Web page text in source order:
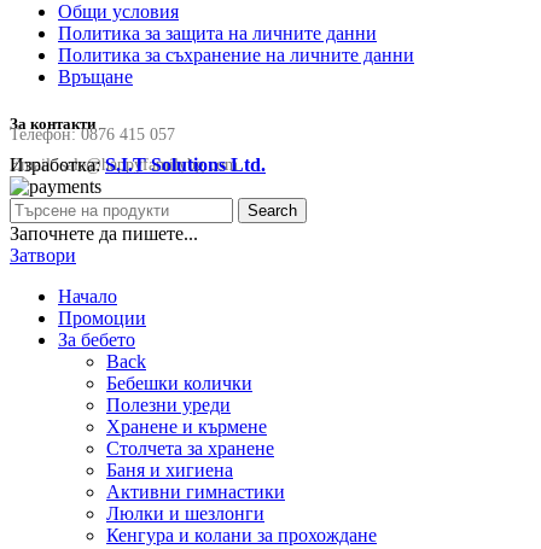
Общи условия
Политика за защита на личните данни
Политика за съхранение на личните данни
Връщане
За контакти
Телефон:0876 415 057
Email:sale@happyfamilybg.com
Изработка:S.I.T Solutions Ltd.
Search
Започнете да пишете...
Затвори
Начало
Промоции
За бебето
Back
Бебешки колички
Полезни уреди
Хранене и кърмене
Столчета за хранене
Баня и хигиена
Активни гимнастики
Люлки и шезлонги
Кенгура и колани за прохождане